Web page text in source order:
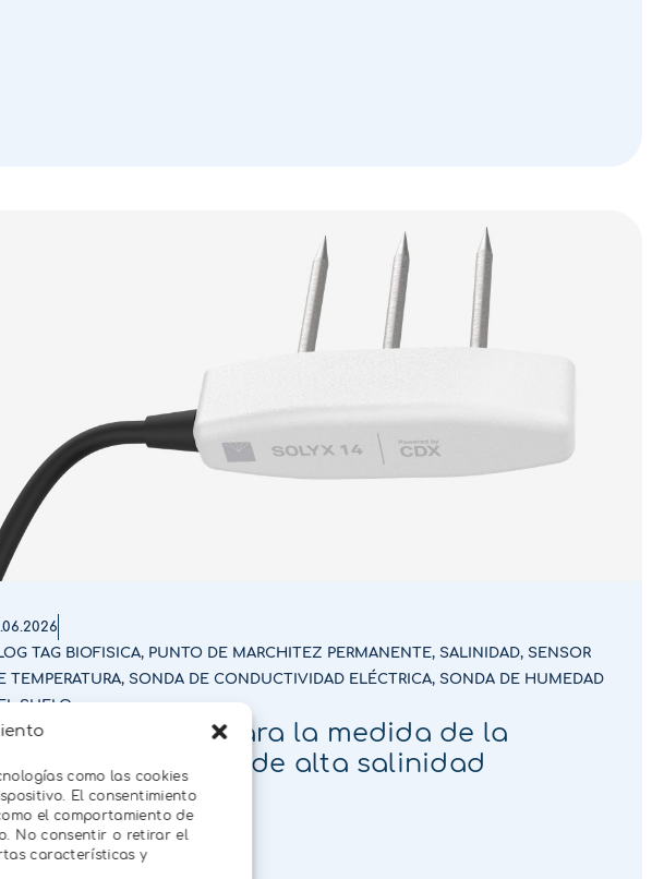
como las cookies
El consentimiento
el comportamiento de
No consentir o retirar el
características y
TAG BIOFISICA, PUNTO DE MARCHITEZ PERMANENTE, SALINIDAD, SENSOR
TEMPERATURA, SONDA DE CONDUCTIVIDAD ELÉCTRICA, SONDA DE HUMEDAD
SUELO
SOLYX-14 para la medida de la
humedad en suelo de alta salinidad